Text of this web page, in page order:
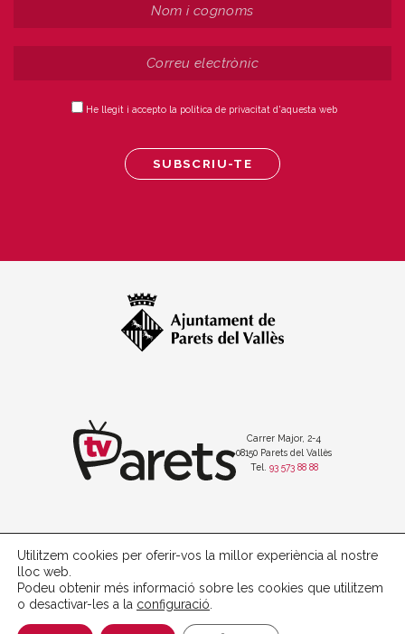
He llegit i accepto la política de privacitat d'aquesta web
Carrer Major, 2-4
08150 Parets del Vallès
Tel. 93 573 88 88
Política de protecció de dades
Política de cookies
Utilitzem cookies per oferir-vos la millor experiència al nostre
lloc web.
Podeu obtenir més informació sobre les cookies que utilitzem
o desactivar-les a la configuració